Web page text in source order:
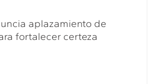
aplazamiento de
fortalecer certeza